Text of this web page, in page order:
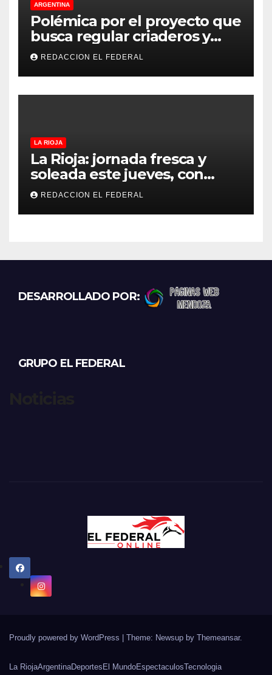
ARGENTINA
Polémica por el proyecto que
busca regular criaderos y
refugios de perros y gatos:
denuncian excesos, mientras
proteccionistas reclaman
controles más duros
REDACCION EL FEDERAL
LA RIOJA
La Rioja: jornada fresca y
soleada este jueves, con
temperaturas estables para
el viernes
REDACCION EL FEDERAL
DESARROLLADO POR:
GRUPO EL FEDERAL
Proudly powered by WordPress Theme: Newsup by Themeansar.
La RiojaArgentinaDeportes El MundoEspectaculosTecnologia